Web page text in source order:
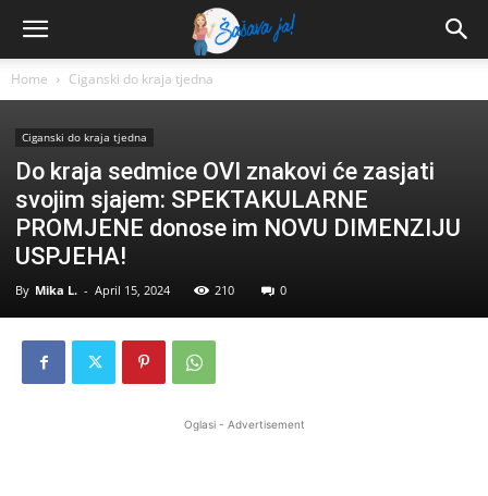
Home Ciganski do kraja tjedna
Ciganski do kraja tjedna
Do kraja sedmice OVI znakovi će zasjati
svojim sjajem: SPEKTAKULARNE
PROMJENE donose im NOVU DIMENZIJU
USPJEHA!
By Mika L. - April 15, 2024 210 0
Oglasi - Advertisement